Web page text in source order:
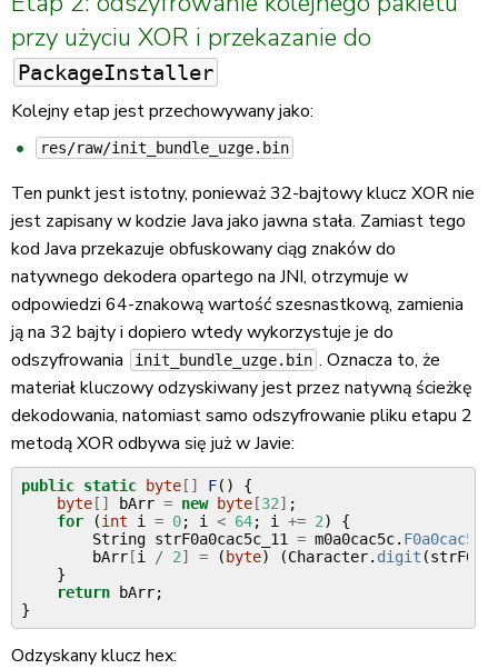
przy użyciu XOR i przekazanie do
PackageInstaller
Kolejny etap jest przechowywany jako:
res/raw/init_bundle_uzge.bin
Ten punkt jest istotny, ponieważ 32-bajtowy klucz XOR nie
jest zapisany w kodzie Java jako jawna stała. Zamiast tego
kod Java przekazuje obfuskowany ciąg znaków do
natywnego dekodera opartego na JNI, otrzymuje w
odpowiedzi 64-znakową wartość szesnastkową, zamienia
ją na 32 bajty i dopiero wtedy wykorzystuje je do
odszyfrowania
init_bundle_uzge.bin . Oznacza to, że
materiał kluczowy odzyskiwany jest przez natywną ścieżkę
dekodowania, natomiast samo odszyfrowanie pliku etapu 2
metodą XOR odbywa się już w Javie:
public static byte [] F()
{
byte [] bArr = new byte [32] ;
for
(int i = 0; i < 64; i += 2)
{
String strF0a0cac5c_11 = m0a0cac5c.
bArr [i / 2] = ( byte) (Character. digit (
}
return
bArr;
}
Odzyskany klucz hex: